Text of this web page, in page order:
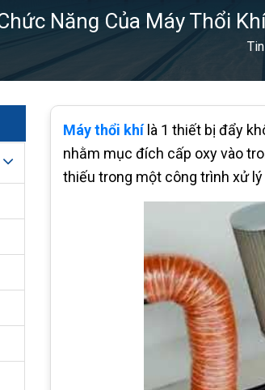
Năng Của Máy Thổi
Máy thổi khílà 1 thiết bị đẩy
nhằm mục đích cấp oxy vào
thiếu trong một công trình xử